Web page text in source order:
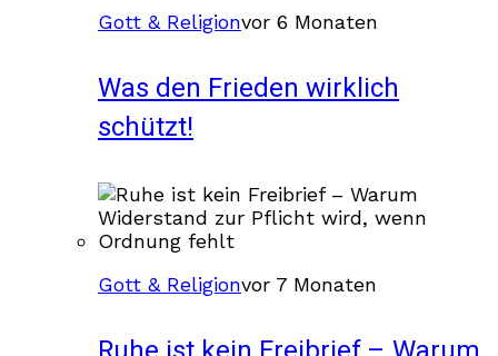
Gott & Religionvor 6 Monaten
Was den Frieden wirklich
schützt!
Gott & Religionvor 7 Monaten